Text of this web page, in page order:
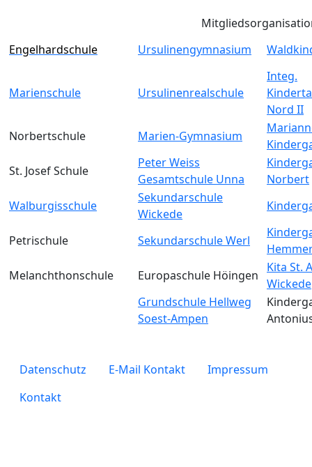
Engelhardschule
Ursulinengymnasium
Marienschule Ursulinenrealschule
Integ.
Nord II
Norbertschule
Marien-Gymnasium
St. Josef Schule
Peter Weiss
Gesamtschule Unna
Norbert
Walburgisschule
Sekundarschule
Wickede
Petrischule Sekundarschule Werl
Melanchthonschule
Europaschule Höingen
Kita St.
Wickede
Grundschule Hellweg
Soest-Ampen
legals
Datenschutz E-Mail Kontakt
Impressum
Kontakt